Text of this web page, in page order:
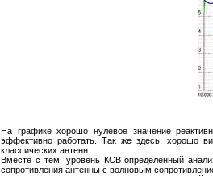
На графике хорошо нулевое значение
эффективно работать. Так же здесь, хорошо
классических антенн.
Вместе с тем, уровень КСВ определенный
сопротивления антенны с волновым